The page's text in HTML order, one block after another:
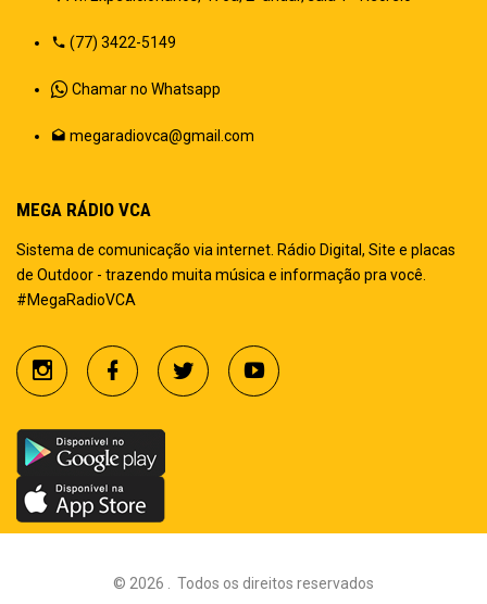
(77) 3422-5149
Chamar no Whatsapp
megaradiovca@gmail.com
MEGA RÁDIO VCA
Sistema de comunicação via internet. Rádio Digital, Site e placas
de Outdoor - trazendo muita música e informação pra você.
#MegaRadioVCA
© 2026 Todos os direitos reservados